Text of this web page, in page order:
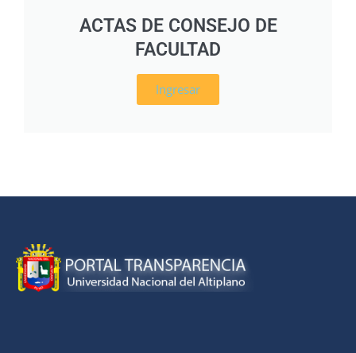
ACTAS DE CONSEJO DE
FACULTAD
Ingresar